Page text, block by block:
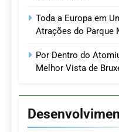
Toda a Europa em
Atrações do Parque
Por Dentro do
Melhor Vista de